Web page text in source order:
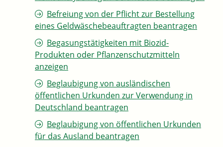
Befreiung von der Pflicht zur Bestellung
eines Geldwäschebeauftragten beantragen
Begasungstätigkeiten mit Biozid-
Produkten oder Pflanzenschutzmitteln
anzeigen
Beglaubigung von ausländischen
öffentlichen Urkunden zur Verwendung in
Deutschland beantragen
Beglaubigung von öffentlichen Urkunden
für das Ausland beantragen